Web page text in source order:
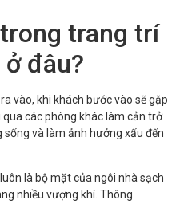
trang trí
đâu?
vào, khi khách bước vào sẽ gặp
các phòng khác làm cản trở
và làm ảnh hưởng xấu đến
là bộ mặt của ngôi nhà sạch
nhiều vượng khí. Thông